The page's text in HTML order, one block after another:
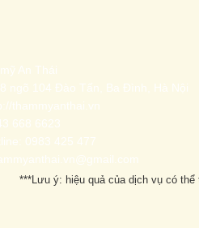
An Thái
8 ngõ 104 Đào Tấn, Ba Đình, Hà Nội
thammyanthai.vn
668 6623
0983 425 477
***Lưu ý: hiệu quả của dịch vụ có